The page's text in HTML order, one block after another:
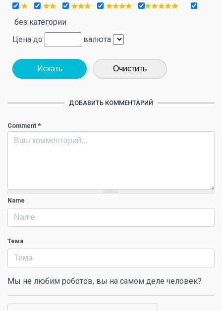
без категории
Цена до
валюта
Искать Очистить
ДОБАВИТЬ КОММЕНТАРИЙ
Comment *
Name
Тема
Мы не любим роботов, вы на самом деле человек?